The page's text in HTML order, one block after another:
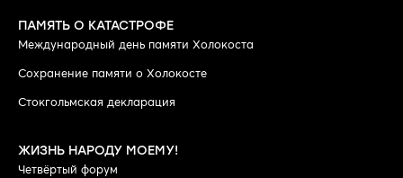
ПАМЯТЬ О КАТАСТРОФЕ
Международный день памяти Холокоста
Сохранение памяти о Холокосте
Стокгольмская декларация
ЖИЗНЬ НАРОДУ МОЕМУ!
Четвёртый форум